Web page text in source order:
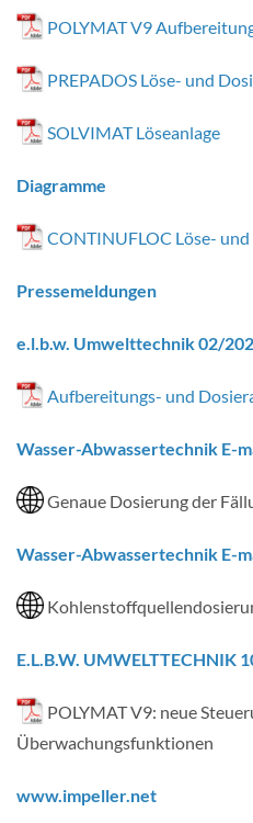
POLYMAT V9
PREPADOS Löse- und
SOLVIMAT Löseanlage
Diagramme
CONTINUFLOC Löse-
Pressemeldungen
e.l.b.w. Umwelttechnik 02/
Aufbereitungs- und
Wasser-Abwassertechnik E-
Genaue Dosierung der
Wasser-Abwassertechnik E-
E.L.B.W. UMWELTTECHNIK
POLYMAT V9: neue
Überwachungsfunktionen
www.impeller.net